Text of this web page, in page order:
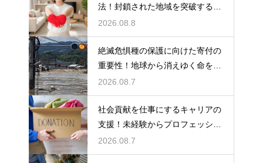
法！封鎖された地域を突破する決
死の作戦
2026.08.8
絶滅危惧種の保護に向けた寄付の
重要性！地球から消えゆく命を食
い止める
2026.08.7
社会貢献を仕事にするキャリアの
支援！未経験からプロフェッショ
ナルへ
2026.08.7